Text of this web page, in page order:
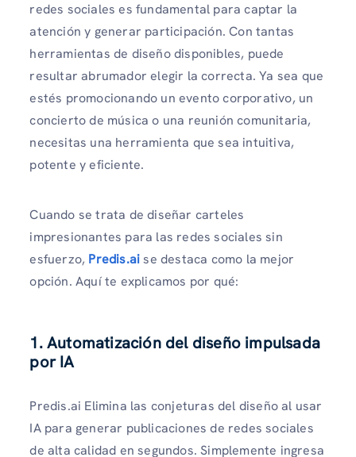
redes sociales es fundamental para captar la
atención y generar participación. Con tantas
herramientas de diseño disponibles, puede
resultar abrumador elegir la correcta. Ya sea que
estés promocionando un evento corporativo, un
concierto de música o una reunión comunitaria,
necesitas una herramienta que sea intuitiva,
potente y eficiente.
Cuando se trata de diseñar carteles
impresionantes para las redes sociales sin
esfuerzo, Predis.aise destaca como la mejor
opción. Aquí te explicamos por qué:
1. Automatización del diseño impulsada
por IA
Predis.ai Elimina las conjeturas del diseño al usar
IA para generar publicaciones de redes sociales
de alta calidad en segundos. Simplemente ingresa